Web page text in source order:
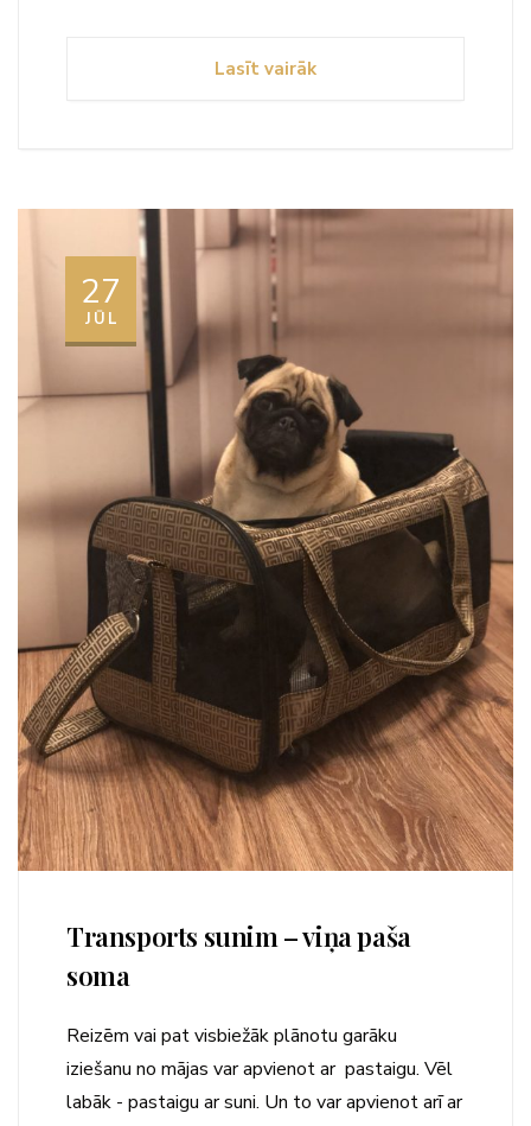
Lasīt vairāk
27
JŪL
Transports sunim – viņa paša
soma
Reizēm vai pat visbiežāk plānotu garāku
iziešanu no mājas var apvienot ar pastaigu. Vēl
labāk - pastaigu ar suni. Un to var apvienot arī ar